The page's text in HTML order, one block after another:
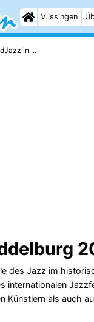
Vlissingen
in ...
des Jazz im
internationalen
als auch